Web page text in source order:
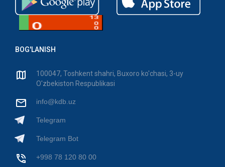
BOG'LANISH
100047, Toshkent shahri, Buxoro ko'chasi, 3-uy
O'zbekiston Respublikasi
info@kdb.uz
Telegram
Telegram Bot
+998 78 120 80 00